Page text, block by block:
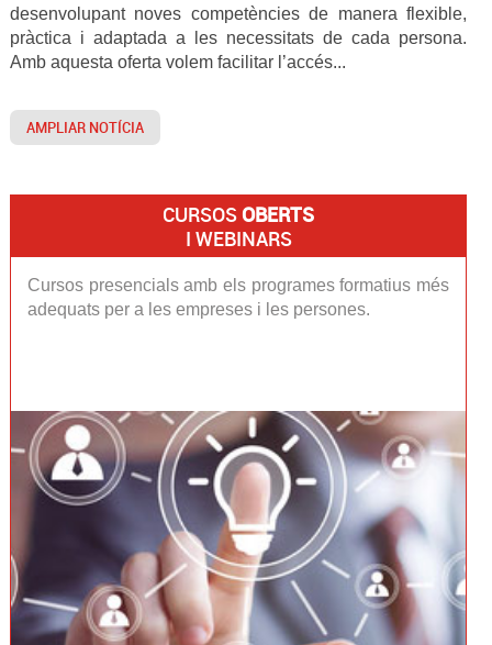
desenvolupant noves competències de manera flexible,
pràctica i adaptada a les necessitats de cada persona.
Amb aquesta oferta volem facilitar l’accés...
AMPLIAR NOTÍCIA
CURSOS OBERTS
I WEBINARS
Cursos presencials amb els programes formatius més
adequats per a les empreses i les persones.